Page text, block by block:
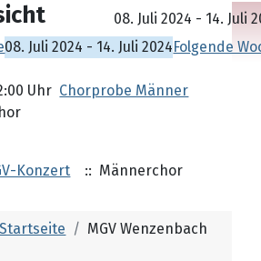
08. Juli 2024 - 14. Juli
08. Juli 2024 - 14. Juli 2024 Folgende
Uhr Chorprobe Männer
Konzert :: Männerchor
Startseite
MGV Wenzenbach